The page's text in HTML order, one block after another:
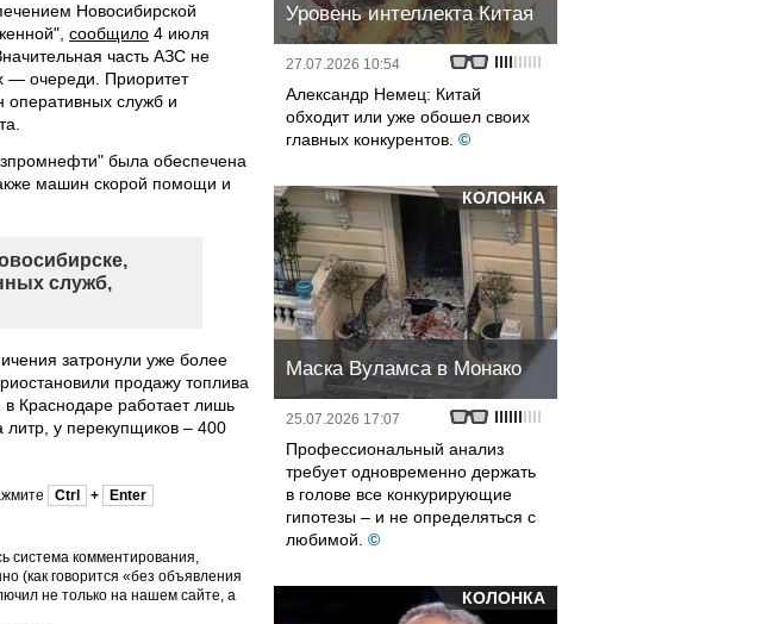
Новосибирской
сообщило 4 июля
часть АЗС не
— очереди. Приоритет
оперативных служб и
была обеспечена
машин скорой помощи и
служб,
затронули уже более
продажу топлива
Краснодаре работает лишь
литр, у перекупщиков – 400
Ctrl + Enter
система комментирования,
(как говорится «без объявления
не только на нашем сайте, а
Уровень интеллекта Китая
27.07.2026 10:54
Александр Немец: Китай
обходит или уже обошел своих
главных конкурентов. ©
КОЛОНКА
Маска Вуламса в Монако
25.07.2026 17:07
Профессиональный анализ
требует одновременно держать
в голове все конкурирующие
гипотезы – и не определяться с
любимой. ©
КОЛОНКА